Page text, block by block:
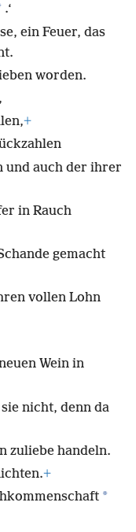
.‘
ein Feuer, das
worden.
+
und auch der ihrer
in Rauch
gemacht
vollen Lohn
Wein in
nicht, denn da
zuliebe handeln.
+
*